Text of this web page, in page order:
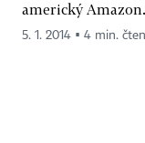
americký
5. 1. 2014 ▪ 4 min.